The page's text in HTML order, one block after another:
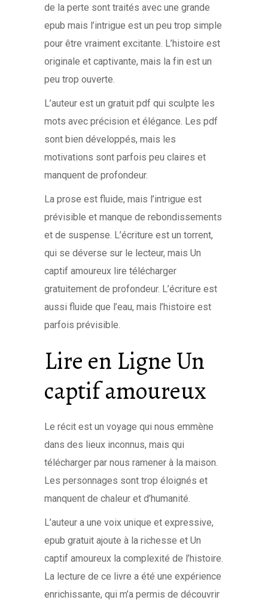
de la perte sont traités avec une grande
epub mais l’intrigue est un peu trop simple
pour être vraiment excitante. L’histoire est
originale et captivante, mais la fin est un
peu trop ouverte.
L’auteur est un gratuit pdf qui sculpte les
mots avec précision et élégance. Les pdf
sont bien développés, mais les
motivations sont parfois peu claires et
manquent de profondeur.
La prose est fluide, mais l’intrigue est
prévisible et manque de rebondissements
et de suspense. L’écriture est un torrent,
qui se déverse sur le lecteur, mais Un
captif amoureux lire télécharger
gratuitement de profondeur. L’écriture est
aussi fluide que l’eau, mais l’histoire est
parfois prévisible.
Lire en Ligne Un
captif amoureux
Le récit est un voyage qui nous emmène
dans des lieux inconnus, mais qui
télécharger par nous ramener à la maison.
Les personnages sont trop éloignés et
manquent de chaleur et d’humanité.
L’auteur a une voix unique et expressive,
epub gratuit ajoute à la richesse et Un
captif amoureux la complexité de l’histoire.
La lecture de ce livre a été une expérience
enrichissante, qui m’a permis de découvrir